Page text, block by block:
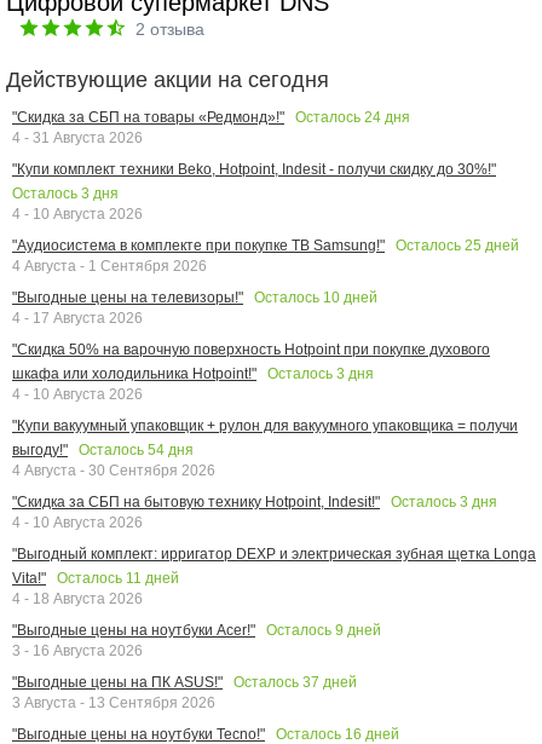
2 отзыва
Действующие акции на сегодня
"Скидка за СБП на товары «Редмонд»!" Осталось 24 дня
4 - 31 Августа 2026
"Купи комплект техники Beko, Hotpoint, Indesit - получи скидку до 30%!"
Осталось 3 дня
4 - 10 Августа 2026
"Аудиосистема в комплекте при покупке ТВ Samsung!"
Осталось 25 дней
4 Августа - 1 Сентября 2026
"Выгодные цены на телевизоры!"
Осталось 10 дней
4 - 17 Августа 2026
"Скидка 50% на варочную поверхность Hotpoint при покупке духового
шкафа или холодильника Hotpoint!"
Осталось 3 дня
4 - 10 Августа 2026
"Купи вакуумный упаковщик + рулон для вакуумного упаковщика = получи
выгоду!"
Осталось 54 дня
4 Августа - 30 Сентября 2026
"Скидка за СБП на бытовую технику Hotpoint, Indesit!"
Осталось 3 дня
4 - 10 Августа 2026
"Выгодный комплект: ирригатор DEXP и электрическая зубная щетка Longa
Vita!"
Осталось 11 дней
4 - 18 Августа 2026
"Выгодные цены на ноутбуки Acer!"
Осталось 9 дней
3 - 16 Августа 2026
"Выгодные цены на ПК ASUS!"
Осталось 37 дней
3 Августа - 13 Сентября 2026
"Выгодные цены на ноутбуки Tecno!"
Осталось 16 дней